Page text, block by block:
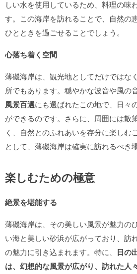
しい水を使用しているため、料理の味
す。この海岸を訪れることで、自然の
ひとときを過ごせることでしょう。
心落ち着く空間
薄磯海岸は、観光地としてだけではな
所でもあります。穏やかな波音や風の
風景百選にも選ばれたこの地で、日々
ができるのです。さらに、周囲には散
く、自然とのふれあいを存分に楽しむ
として、薄磯海岸は確実に訪れるべき
楽しむための極意
絶景を堪能する
薄磯海岸は、その美しい風景が魅力の
い海と美しい砂浜が広がっており、訪
の魅力に引き込まれます。特に、 日の
は、幻想的な風景が広がり、訪れた人